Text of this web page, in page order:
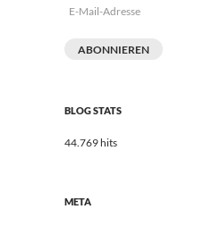
E-
ABONNIEREN
BLOG STATS
44.769 hits
META